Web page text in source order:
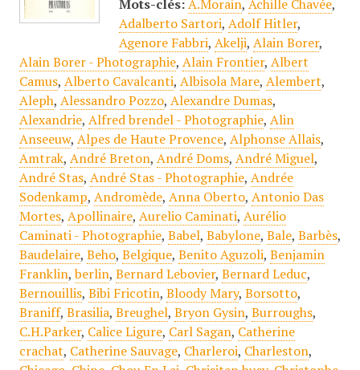
Mots-clés: A.Morain, Achille Chavée,
Adalberto Sartori, Adolf Hitler,
Agenore Fabbri, Akelji, Alain Borer,
Alain Borer - Photographie, Alain Frontier, Albert
Camus, Alberto Cavalcanti, Albisola Mare, Alembert,
Aleph, Alessandro Pozzo, Alexandre Dumas,
Alexandrie, Alfred brendel - Photographie, Alin
Anseeuw, Alpes de Haute Provence, Alphonse Allais,
Amtrak, André Breton, André Doms, André Miguel,
André Stas, André Stas - Photographie, Andrée
Sodenkamp, Andromède, Anna Oberto, Antonio Das
Mortes, Apollinaire, Aurelio Caminati, Aurélio
Caminati - Photographie, Babel, Babylone, Bale, Barbès,
Baudelaire, Beho, Belgique, Benito Aguzoli, Benjamin
Franklin,berlin, Bernard Lebovier, Bernard Leduc,
Bernouillis, Bibi Fricotin, Bloody Mary, Borsotto,
Braniff, Brasilia, Breughel, Bryon Gysin, Burroughs,
C.H.Parker, Calice Ligure, Carl Sagan, Catherine
crachat, Catherine Sauvage, Charleroi, Charleston,